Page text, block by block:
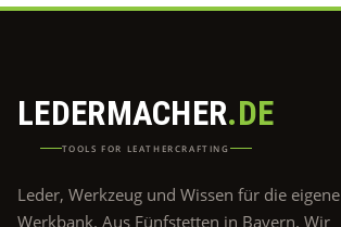
LEDERMACHER.DE
TOOLS FOR LEATHERCRAFTING
Leder, Werkzeug und Wissen für die eigene
Werkbank. Aus Fünfstetten in Bayern. Wir